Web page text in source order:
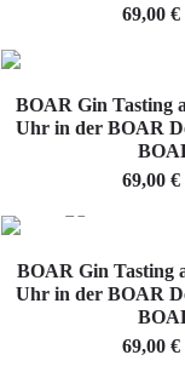
69,00 €
In den
BOAR Gin Tasting
Uhr in der BOAR
69,00 €
BOAR Gin Tasting
Uhr in der BOAR
69,00 €